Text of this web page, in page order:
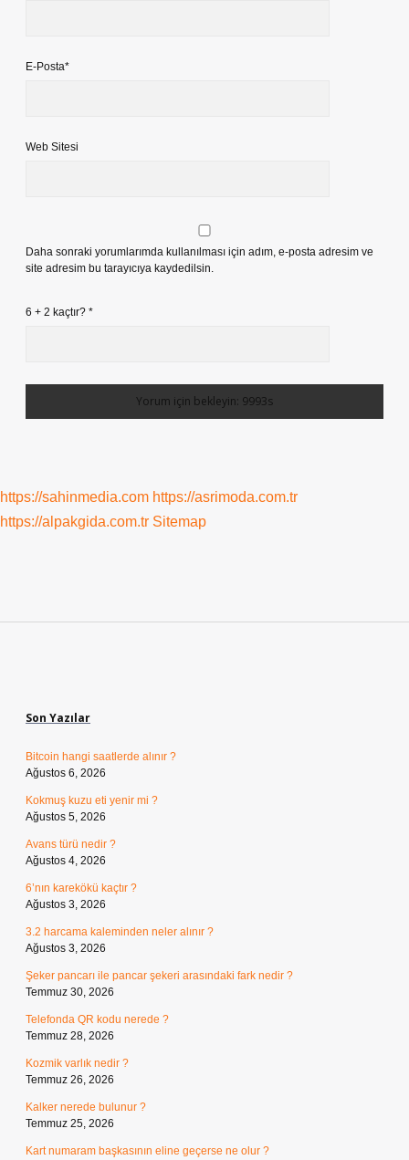
E-Posta*
Web Sitesi
Daha sonraki yorumlarımda kullanılması için adım, e-posta adresim ve
site adresim bu tarayıcıya kaydedilsin.
6 + 2 kaçtır? *
https://sahinmedia.com https://asrimoda.com.tr
https://alpakgida.com.tr Sitemap
Son Yazılar
Bitcoin hangi saatlerde alınır ?
Ağustos 6, 2026
Kokmuş kuzu eti yenir mi ?
Ağustos 5, 2026
Avans türü nedir ?
Ağustos 4, 2026
6’nın karekökü kaçtır ?
Ağustos 3, 2026
3.2 harcama kaleminden neler alınır ?
Ağustos 3, 2026
Şeker pancarı ile pancar şekeri arasındaki fark nedir ?
Temmuz 30, 2026
Telefonda QR kodu nerede ?
Temmuz 28, 2026
Kozmik varlık nedir ?
Temmuz 26, 2026
Kalker nerede bulunur ?
Temmuz 25, 2026
Kart numaram başkasının eline geçerse ne olur ?